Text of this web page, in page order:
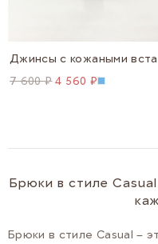
7 600 ₽ 4 560 ₽
Брюки в стиле
Брюки в стиле Casual –